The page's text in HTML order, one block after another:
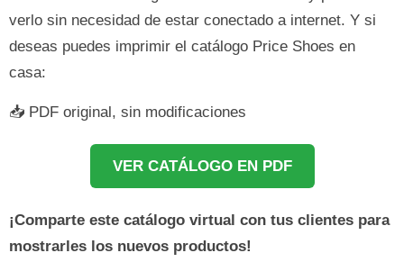
verlo sin necesidad de estar conectado a internet. Y si
deseas puedes imprimir el catálogo Price Shoes en
casa:
📥 PDF original, sin modificaciones
VER CATÁLOGO EN PDF
¡Comparte este catálogo virtual con tus clientes para
mostrarles los nuevos productos!